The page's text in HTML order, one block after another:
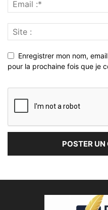
Enregistrer mon nom,
pour la prochaine fois que je